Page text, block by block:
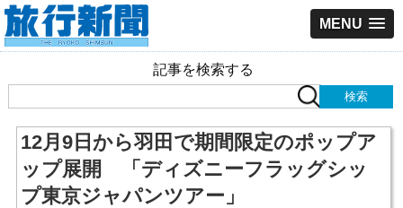
MENU
記事を検索する
12月9日から羽田で期間限定のポップア
ップ展開 「ディズニーフラッグシッ
プ東京ジャパンツアー」